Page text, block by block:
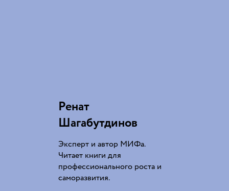
Ренат
Шагабутдинов
Эксперт и автор МИФа.
Читает книги для
профессионального роста и
саморазвития.